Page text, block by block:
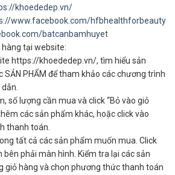
khoededep.vn/
www.facebook.com/hfbhealthforbeauty
batcanbamhuyet
tại website:
https://khoededep.vn/, tìm hiểu sản
PHẨM để tham khảo các chương trình
số lượng cần mua và click “Bỏ vào giỏ
các sản phẩm khác, hoặc click vào
thanh toán.
tất cả các sản phẩm muốn mua. Click
bên phải màn hình. Kiểm tra lại các sản
giỏ hàng và chọn phương thức thanh toán